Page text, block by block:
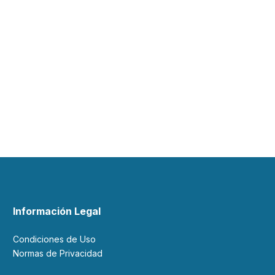
Información Legal
Condiciones de Uso
Normas de Privacidad